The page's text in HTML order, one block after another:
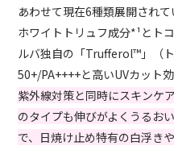
あわせて現在6種類展開されて
ホワイトトリュフ成分*¹とト
ルバ独自の「Trufferol™️」（
50+/PA++++と高いUVカット効
紫外線対策と同時にスキンケ
のタイプも伸びがよくうるお
で、日焼け止め特有の白浮き